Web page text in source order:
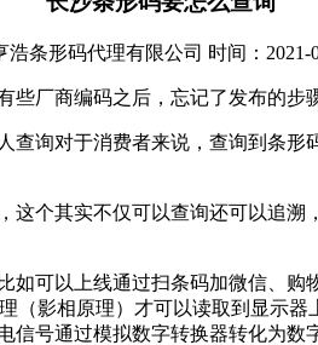
浩条形码代理有限公司 时间：2021-
厂商编码之后，忘记了发布的步
询对于消费者来说，查询到条
个其实不仅可以查询还可以追
可以上线通过扫条码加微信、
影相原理）才可以读取到显示
号通过模拟数字转换器转化为